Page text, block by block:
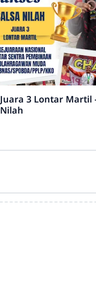
Juara 3 Lontar Martil
Nilah